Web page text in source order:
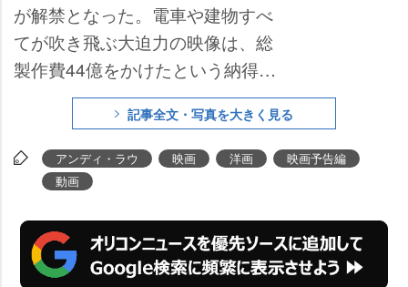
が解禁となった。電車や建物すべ
てが吹き飛ぶ大迫力の映像は、総
製作費44億をかけたという納得の
スケール感を感じることができ
記事全文・写真を大きく見る
アンディ・ラウ 映画 洋画
映画予告編
動画